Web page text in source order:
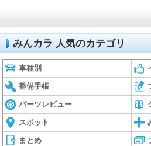
みんカラ 人気のカテゴリ
車種別
整備手帳
パーツレビュー
スポット
まとめ